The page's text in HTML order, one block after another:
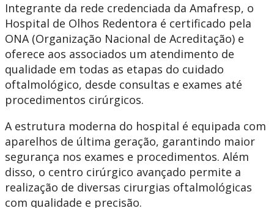
Integrante da rede credenciada da Amafresp, o
Hospital de Olhos Redentora é certificado pela
ONA (Organização Nacional de Acreditação) e
oferece aos associados um atendimento de
qualidade em todas as etapas do cuidado
oftalmológico, desde consultas e exames até
procedimentos cirúrgicos.
A estrutura moderna do hospital é equipada com
aparelhos de última geração, garantindo maior
segurança nos exames e procedimentos. Além
disso, o centro cirúrgico avançado permite a
realização de diversas cirurgias oftalmológicas
com qualidade e precisão.